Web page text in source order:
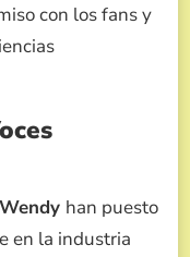
con los fans y
Wendy han puesto
en la industria